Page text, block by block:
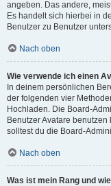
angeben. Das andere,
Es handelt sich hierbei in
Benutzer zu Benutzer
Nach oben
Wie verwende ich einen
In deinem persönlichen
der folgenden vier
Hochladen. Die Board-
Benutzer Avatare
solltest du die Board-
Nach oben
Was ist mein Rang und